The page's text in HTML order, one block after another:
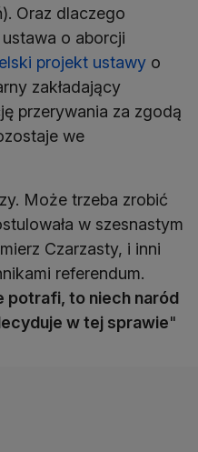
Oraz dlaczego
o aborcji
projekt ustawy o
zakładający
przerywania za zgodą
we
Może trzeba zrobić
w szesnastym
Czarzasty, i inni
referendum.
potrafi, to niech naród
w tej sprawie"